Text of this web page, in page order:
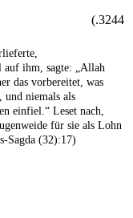
3244.)
auf ihm, sagte: „Allah
das vorbereitet, was
und niemals als
einfiel.“ Leset nach,
für sie als Lohn
Sagda (32):17)